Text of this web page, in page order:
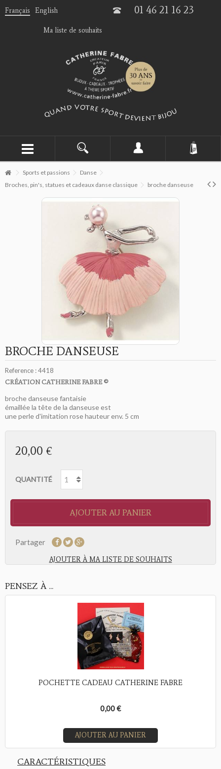
Français English 01 46 21 16 23
Ma liste de souhaits
Sports et passions
Danse
Broches, pin's, statues et cadeaux danse classique
broche danseuse
BROCHE DANSEUSE
Reference :4418
CRÉATION CATHERINE FABRE ©
broche danseuse fantaisie
émaillée la tête de la danseuse est
une perle d'imitation rose hauteur env. 5 cm
20,00 €
QUANTITÉ
AJOUTER AU PANIER
Partager
AJOUTER À MA LISTE DE SOUHAITS
PENSEZ À ...
POCHETTE CADEAU CATHERINE FABRE
0,00 €
AJOUTER AU PANIER
CARACTÉRISTIQUES